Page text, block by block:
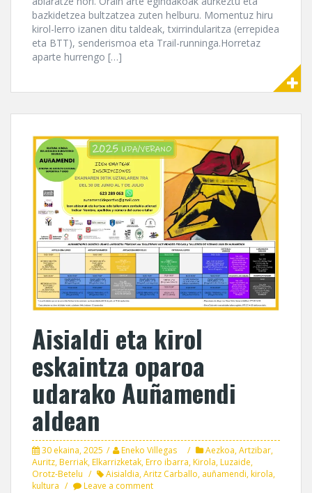
bazkidetzea bultzatzea zuten helburu. Momentuz hiru
kirol-lerro izanen ditu taldeak, txirrindularitza (errepidea
eta BTT), senderismoa eta Trail-runninga.Horretaz
aparte hurrengo […]
Aisialdi eta kirol
eskaintza oparoa
udarako Auñamendi
aldean
30 ekaina, 2025 Eneko Villegas Aezkoa,Artzibar,
Auritz,Berriak,Elkarrizketak,Erro ibarra,Kirola,Luzaide,
Orotz-Betelu
Aisialdia,Aritz Carballo, auñamendi,kirola,
kultura
Leave a comment